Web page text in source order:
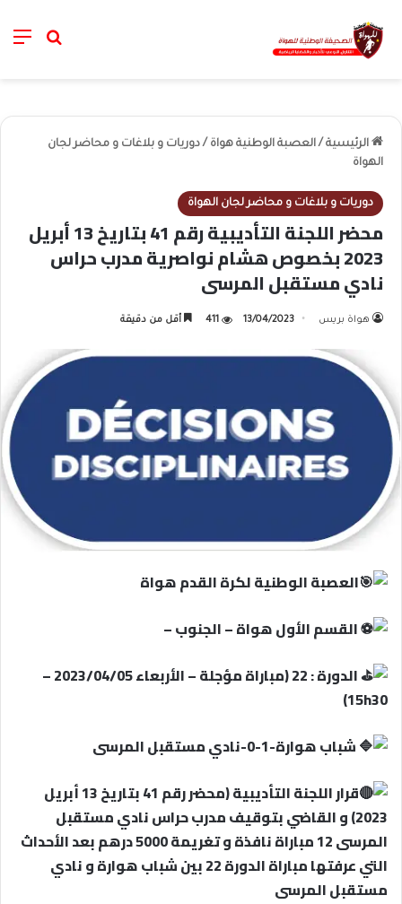
خانة
الرئيسية / العصبة الوطنية هواة / دوريات و بلاغات و محاضر لجان
الهواة
دوريات و بلاغات و محاضر لجان الهواة
محضر اللجنة التأديبية رقم 41 بتاريخ 13 أبريل
2023 بخصوص هشام نواصرية مدرب حراس
نادي مستقبل المرسى
هواة بريس 13/04/2023
411 أقل من دقيقة
العصبة الوطنية لكرة القدم هواة
القسم الأول هواة – الجنوب –
الدورة : 22 (مباراة مؤجلة – الأربعاء 2023/04/05 –
15h30)
شباب هوارة-1-0-نادي مستقبل المرسى
قرار اللجنة التأديبية (محضر رقم 41 بتاريخ 13 أبريل
2023) و القاضي بتوقيف مدرب حراس نادي مستقبل
المرسى 12 مباراة نافذة و تغريمة 5000 درهم بعد الأحداث
التي عرفتها مباراة الدورة 22 بين شباب هوارة و نادي
مستقبل المرسى